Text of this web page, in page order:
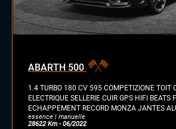
diesel
électrique
GPL
autre
ABARTH 500
1.4 TURBO 180 CV 595 COMPETIZIONE TOIT
ELECTRIQUE SELLERIE CUIR GPS HIFI BEATS
ECHAPPEMENT RECORD MONZA JANTES
essence | manuelle
28622 Km - 06/2022